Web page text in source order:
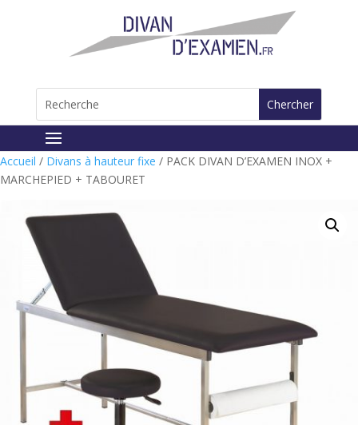
Accueil / Divans à hauteur fixe / PACK DIVAN D’EXAMEN INOX +
MARCHEPIED + TABOURET